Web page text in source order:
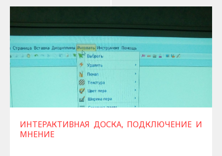
ИНТЕРАКТИВНАЯ ДОСКА, ПОДКЛЮЧЕНИЕ И
МНЕНИЕ